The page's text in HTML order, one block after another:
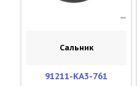
Сальник
91211-KA3-761